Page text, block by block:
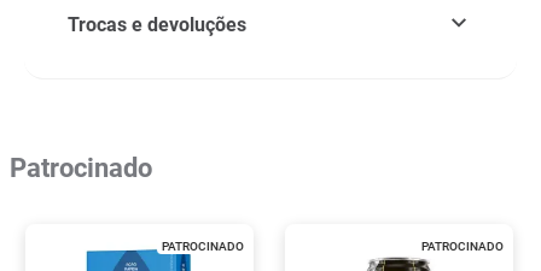
Trocas e devoluções
Patrocinado
PATROCINADO PATROCINADO